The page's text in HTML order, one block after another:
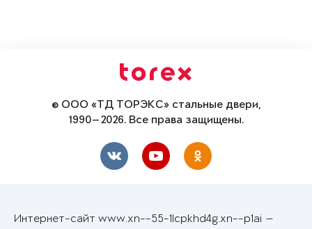
© ООО «ТД ТОРЭКС» стальные двери,
1990—2026. Все права защищены.
Интернет-сайт www.xn--55-1lcpkhd4g.xn--p1ai —